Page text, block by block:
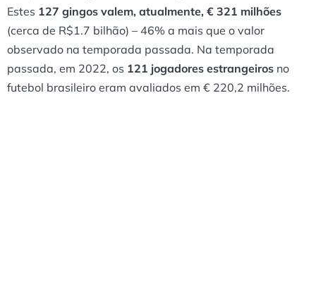
Estes 127 gingos valem, atualmente, € 321 milhões
(cerca de R$1.7 bilhão) – 46% a mais que o valor
observado na temporada passada. Na temporada
passada, em 2022, os 121 jogadores estrangeiros no
futebol brasileiro eram avaliados em € 220,2 milhões.